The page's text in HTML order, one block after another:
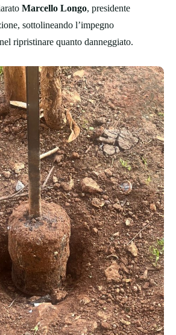
Marcello Longo, presidente
sottolineando l’impegno
ripristinare quanto danneggiato.